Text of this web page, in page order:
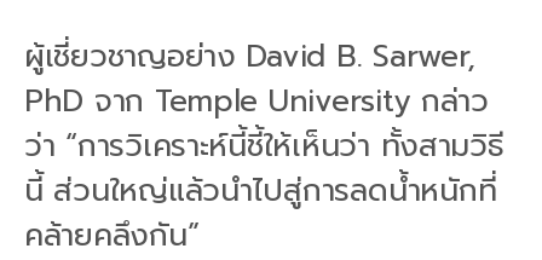
ผู้เชี่ยวชาญอย่าง David B. Sarwer,
PhD จาก Temple University กล่าว
ว่า “การวิเคราะห์นี้ชี้ให้เห็นว่า ทั้งสามวิธี
นี้ ส่วนใหญ่แล้วนำไปสู่การลดน้ำหนักที่
คล้ายคลึงกัน”